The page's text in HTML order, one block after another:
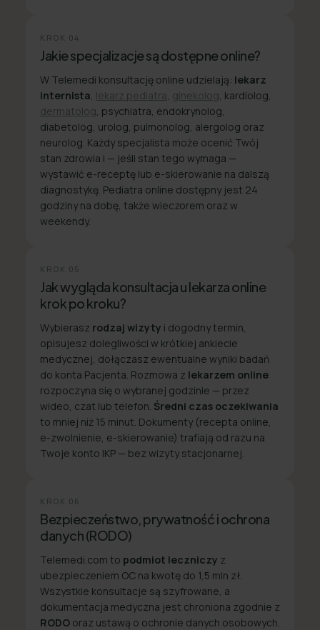
KROK 04
Jakie specjalizacje są dostępne online?
W Telemedi konsultację online udzielają: lekarz
internista lekarz pediatra ginekolog , kardiolog,
dermatolog , psychiatra, endokrynolog,
diabetolog, urolog, pulmonolog, alergolog oraz
neurolog. Każdy specjalista może ocenić Twój
stan zdrowia i — jeśli stan tego wymaga —
wystawić e-receptę lub e-skierowanie na dalszą
diagnostykę. Pediatra online dostępny jest 24
godziny na dobę, także wieczorem oraz w
weekendy.
KROK 05
Jak wygląda konsultacja u lekarza online
krok po kroku?
Wybierasz rodzaj wizyty i dogodny termin,
opisujesz dolegliwości w krótkiej ankiecie
medycznej, dołączasz ewentualne wyniki badań
do konta Pacjenta. Rozmowa z lekarzem online
rozpoczyna się o wybranej godzinie — przez
wideo, czat lub telefon. Średni czas oczekiwania
to mniej niż 15 minut. Dokumenty (recepta online,
e-zwolnienie, e-skierowanie) trafiają od razu na
Twoje konto IKP — bez wizyty stacjonarnej.
KROK 06
Bezpieczeństwo, prywatność i ochrona
danych (RODO)
Telemedi.com to podmiot leczniczy z
ubezpieczeniem OC na kwotę do 1,5 mln zł.
Wszystkie konsultacje są szyfrowane, a
dokumentacja medyczna jest chroniona zgodnie z
RODO oraz ustawą o ochronie danych osobowych.